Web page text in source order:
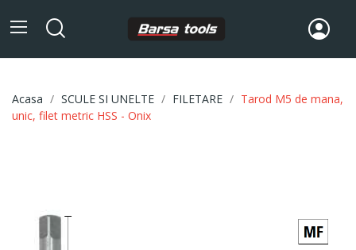
Acasa SCULE SI UNELTE FILETARE
Tarod M5 de mana,
unic, filet metric HSS - Onix